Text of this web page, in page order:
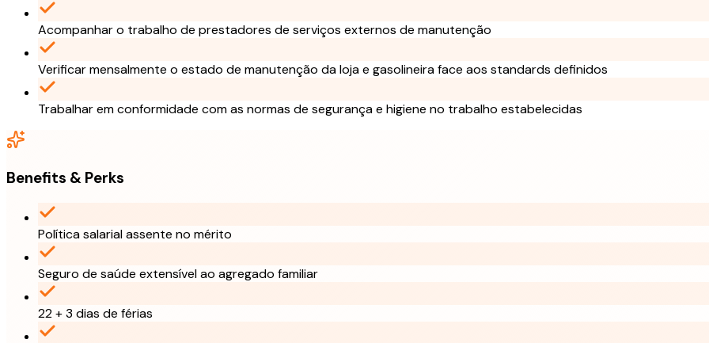
Acompanhar o trabalho de prestadores de serviços externos de manutenção
Verificar mensalmente o estado de manutenção da loja e gasolineira face aos standards definidos
Trabalhar em conformidade com as normas de segurança e higiene no trabalho estabelecidas
Benefits & Perks
Política salarial assente no mérito
Seguro de saúde extensível ao agregado familiar
22 + 3 dias de férias